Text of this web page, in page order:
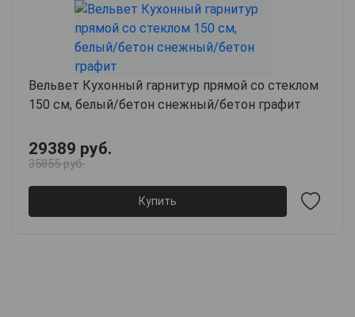
Вельвет Кухонный гарнитур прямой со стеклом
150 см, белый/бетон снежный/бетон графит
29389 руб.
35855 руб.
Купить